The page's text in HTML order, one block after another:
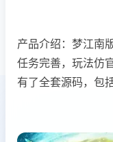
产品介绍：梦江南
任务完善，玩法仿
有了全套源码，包